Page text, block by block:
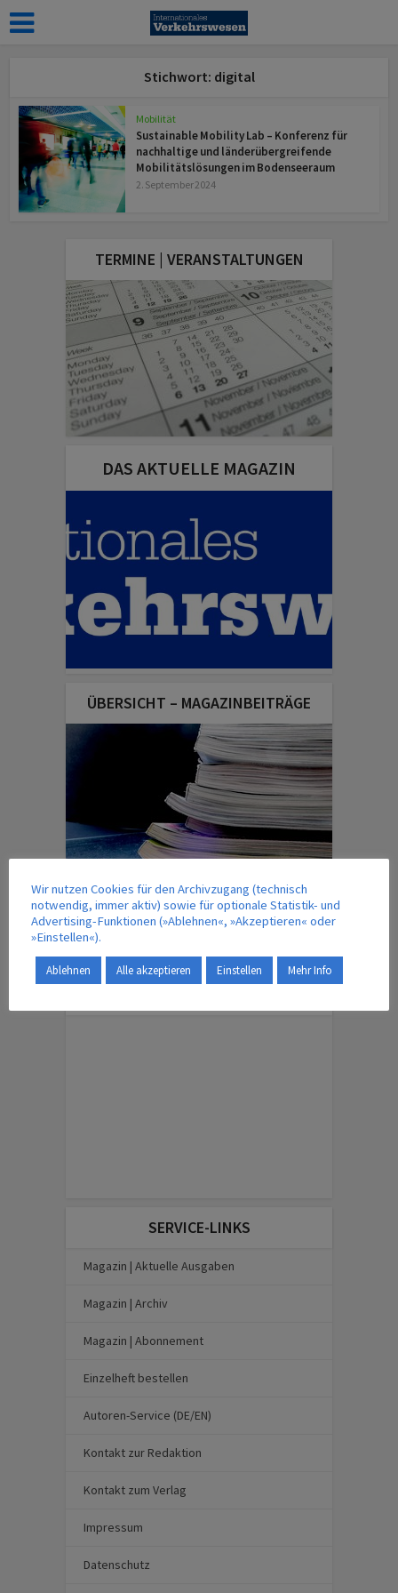
Stichwort: digital
Mobilität
Sustainable Mobility Lab – Konferenz für
nachhaltige und länderübergreifende
Mobilitätslösungen im Bodenseeraum
2. September 2024
TERMINE | VERANSTALTUNGEN
DAS AKTUELLE MAGAZIN
ÜBERSICHT – MAGAZINBEITRÄGE
IM VERLAG ERSCHEINT AUCH …
SERVICE-LINKS
Magazin | Aktuelle Ausgaben
Magazin | Archiv
Magazin | Abonnement
Einzelheft bestellen
Autoren-Service (DE/EN)
Kontakt zur Redaktion
Kontakt zum Verlag
Impressum
Datenschutz
Wir nutzen Cookies für den Archivzugang (technisch
notwendig, immer aktiv) sowie für optionale Statistik- und
Advertising-Funktionen (»Ablehnen«, »Akzeptieren« oder
»Einstellen«).
Ablehnen Alle akzeptieren Einstellen Mehr Info